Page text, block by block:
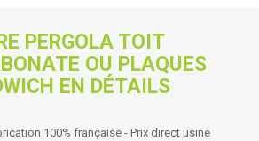
PERGOLA TOIT
OU PLAQUES
EN DÉTAILS
100% française - Prix direct usine